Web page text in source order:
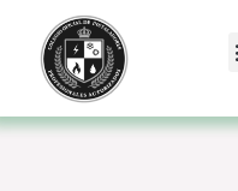
contenido